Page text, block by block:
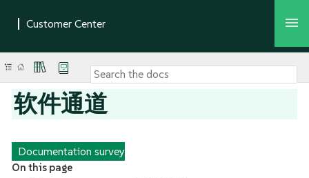
软件通道
Documentation survey
On this page